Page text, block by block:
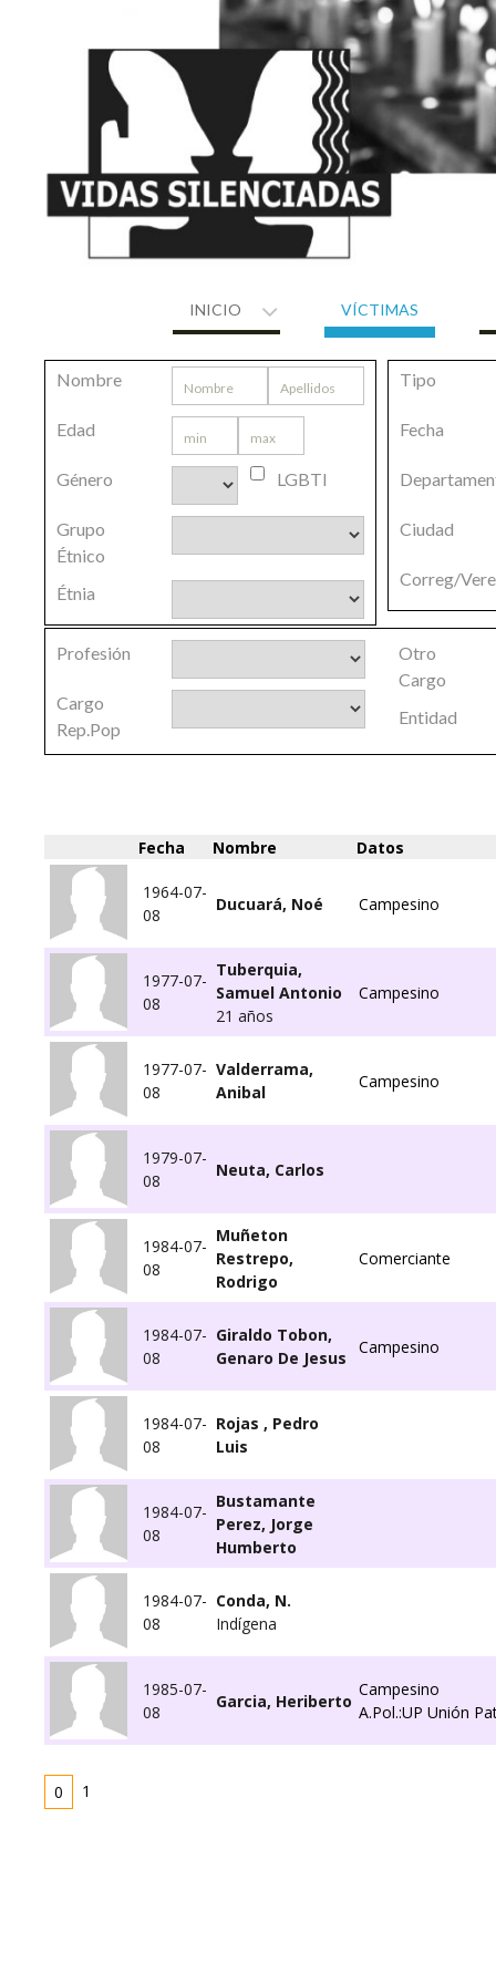
INICIO VÍCTIMAS
Nombre
Edad
Género LGBTI
Grupo
Étnico
Étnia
Tipo
Fecha
Ciudad
Correg/
Profesión
Cargo
Rep.Pop
Otro
Cargo
Entidad
Fecha Nombre Datos
1964-07-
08
Ducuará, Noé Campesino
1977-07-
08
Tuberquia,
Samuel Antonio
21 años
Campesino
1977-07-
08
Valderrama,
Anibal
Campesino
1979-07-
08
Neuta, Carlos
1984-07-
08
Muñeton
Restrepo,
Rodrigo
Comerciante
1984-07-
08
Giraldo Tobon,
Genaro De Jesus
Campesino
1984-07-
08
Rojas , Pedro
Luis
1984-07-
08
Bustamante
Perez, Jorge
Humberto
1984-07-
08
Conda, N.
Indígena
1985-07-
08
Garcia, Heriberto
Campesino
A.Pol.:UP Unión
0 1